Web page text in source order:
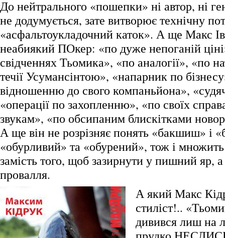
До нейтрального «пошепки» ні автор, ні
не додумується, зате витворює технічну
«асфальтоукладочний каток». А ще Макс
неабиякий ПОкер: «по дуже непоганій
свідченнях Тьомика», «по аналогії», «по
течії Усумансінтою», «напарник по
відношенню до свого компаньйона»,
«операції по захопленню», «по своїх
звукам», «по обсипаним блискітками
А ще він не розрізняє понять «бакшиш» і
«обурливий» та «обурений», тож і множить
замість того, щоб зазирнути у пишний яр,
провалля.
А який Макс
стиліст!..
дивився лиш на